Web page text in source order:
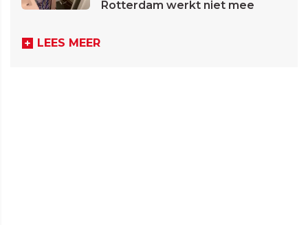
Rotterdam werkt niet mee
LEES MEER